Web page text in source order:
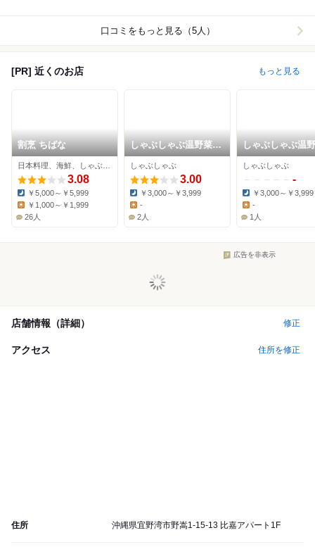
口コミをもっと見る（5人）
[PR] 近くのお店 もっと見る
割烹 ちばな
3.08
Dinner:
￥5,000～￥5,999
Lunch:
￥1,000～￥1,999
26人
しゃぶしゃぶ温野菜
浦添ピーズスクエア店
しゃぶしゃぶ
3.00
Dinner:
￥3,000～￥3,999
Lunch:
-
2人
しゃぶしゃぶ温
宜野湾店
しゃぶしゃぶ
-
Dinner:
￥3,000～￥3,999
Lunch:
-
1人
広告を非表示
店舗情報（詳細） 修正
アクセス 住所を修正
住所 沖縄県宜野湾市野嵩1-15-13 比嘉アパート1F